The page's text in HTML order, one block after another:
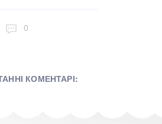
0
КОМЕНТАРІ: